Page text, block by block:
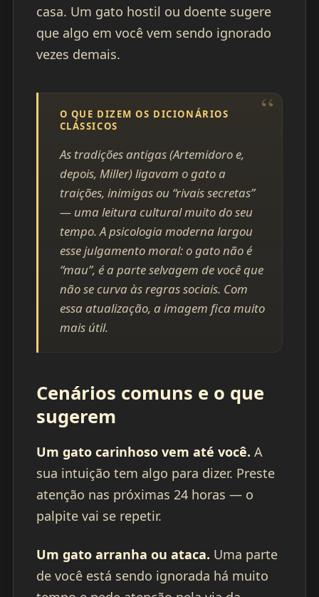
casa. Um gato hostil ou doente sugere
que algo em você vem sendo ignorado
vezes demais.
O QUE DIZEM OS DICIONÁRIOS
CLÁSSICOS
As tradições antigas (Artemidoro e,
depois, Miller) ligavam o gato a
traições, inimigas ou “rivais secretas”
— uma leitura cultural muito do seu
tempo. A psicologia moderna largou
esse julgamento moral: o gato não é
“mau”, é a parte selvagem de você que
não se curva às regras sociais. Com
essa atualização, a imagem fica muito
mais útil.
Cenários comuns e o que
sugerem
Um gato carinhoso vem até você. A
sua intuição tem algo para dizer. Preste
atenção nas próximas 24 horas — o
palpite vai se repetir.
Um gato arranha ou ataca. Uma parte
de você está sendo ignorada há muito